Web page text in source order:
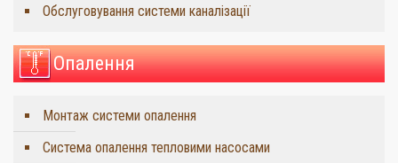
Обслуговування системи каналізації
Опалення
Монтаж системи опалення
Система опалення тепловими насосами